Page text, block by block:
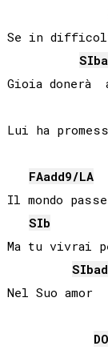
Se in
SIb
Gioia
Lui ha
FAadd9/LA
Il mondo
SIb
Ma tu vivrai
SIb
Nel Suo amor
DO